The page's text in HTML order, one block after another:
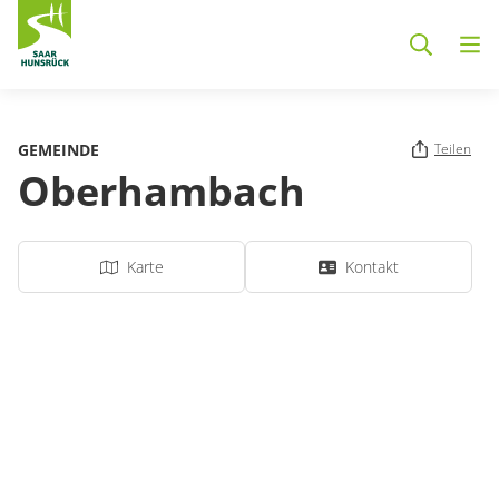
GEMEINDE Teilen
Oberhambach
Karte Kontakt